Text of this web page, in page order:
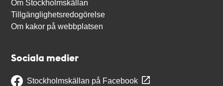
Om Stockholmskällan
Tillgänglighetsredogörelse
Om kakor på webbplatsen
Sociala medier
Stockholmskällan på Facebook